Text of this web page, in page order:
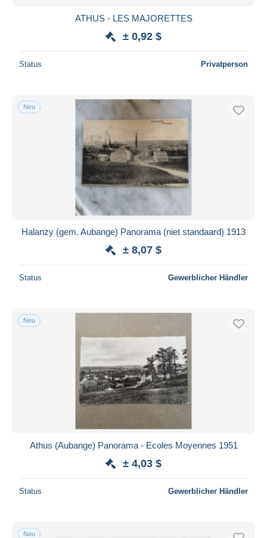
ATHUS - LES MAJORETTES
± 0,92 $
Status Privatperson
Neu
Halanzy (gem. Aubange) Panorama (niet standaard) 1913
± 8,07 $
Status Gewerblicher Händler
Neu
Athus (Aubange) Panorama - Ecoles Moyennes 1951
± 4,03 $
Status Gewerblicher Händler
Neu